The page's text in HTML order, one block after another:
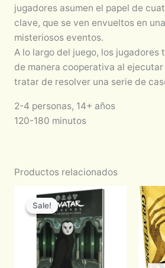
jugadores asumen el papel de
clave, que se ven envueltos en
misteriosos eventos.
A lo largo del juego, los jugadores
de manera cooperativa al
tratar de resolver una serie de
2-4 personas, 14+ años
120-180 minutos
Productos relacionados
Sale!
Sale!
Original
price
was:
$820.00.
Current
$697.00.